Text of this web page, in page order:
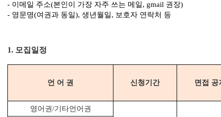
- 이메일 주소(본인이 가장 자주 쓰는 메일, gmail 권장)
- 영문명(여 권과 동일), 생년월일, 보호자 연락처 등
1. 모집일정
언 어 권 신청기간 면접 공
영어권/기타언어권